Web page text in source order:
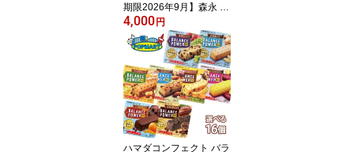
期限2026年9月】森永 in
バープロテイン＜ヨーグ
ルト＞×36本 インバー
4,000円
ハマダコンフェクト バラ